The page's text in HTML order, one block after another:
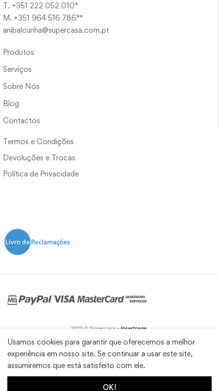
T. +351 222 052 010*
M. +351 964 516 786**
anibalcunha@supercasa.com.pt
Produtos
Serviços
Sobre Nós
Blog
Contactos
Termos e Condições
Devoluções e Trocas
Política de Privacidade
2023 © Supercasa • Insertpage
Usamos cookies para garantir que oferecemos a melhor
experiência em nosso site. Se continuar a usar este site,
assumiremos que está satisfeito com ele.
OK!
1